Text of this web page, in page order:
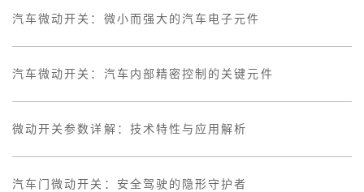
汽车微动开关：微小而强大的汽车电子元件
汽车微动开关：汽车内部精密控制的关键元件
微动开关参数详解：技术特性与应用解析
汽车门微动开关：安全驾驶的隐形守护者